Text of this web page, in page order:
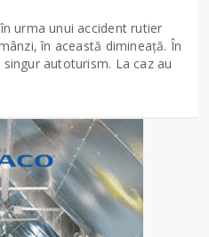
urma unui accident rutier
în această dimineață. În
autoturism. La caz au